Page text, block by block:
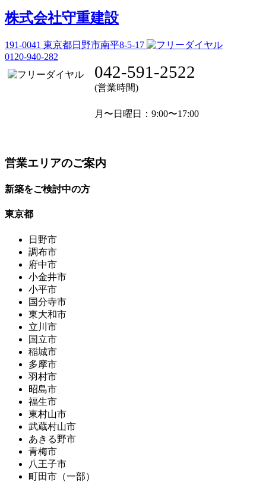
株式会社守重建設
191-0041 東京都日野市南平8-5-17
0120-940-282
042-591-2522
(営業時間)
月〜日曜日 ：9:00〜17:00
営業エリアのご案内
新築をご検討中の方
東京都
日野市
調布市
府中市
小金井市
小平市
国分寺市
東大和市
立川市
国立市
稲城市
多摩市
羽村市
昭島市
福生市
東村山市
武蔵村山市
あきる野市
青梅市
八王子市
町田市（一部）